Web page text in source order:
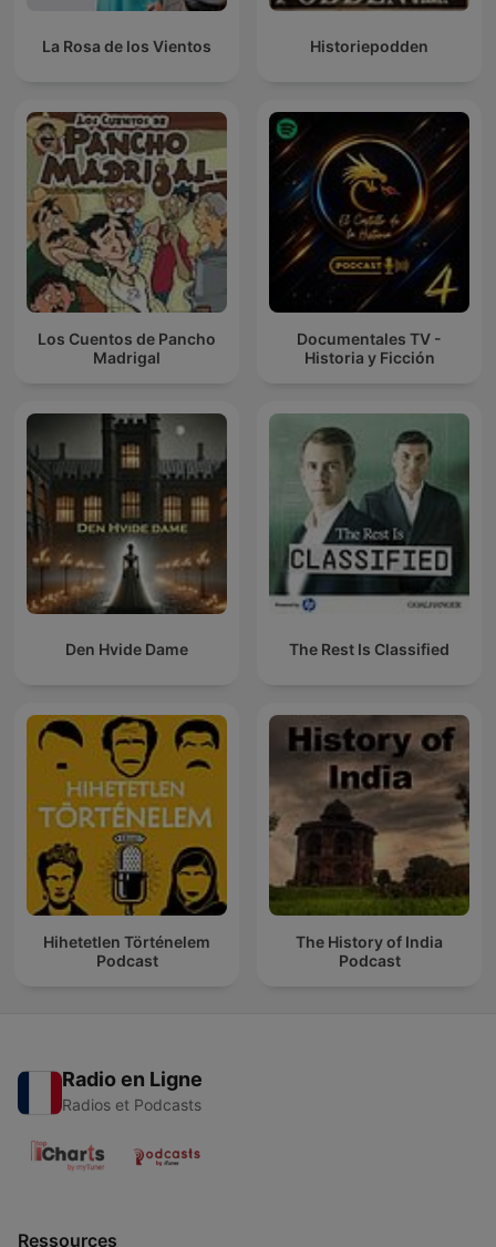
La Rosa de los Vientos Historiepodden
Los Cuentos de Pancho
Madrigal
Documentales TV -
Historia y Ficción
Den Hvide Dame The Rest Is Classified
Hihetetlen Történelem
Podcast
The History of India
Podcast
Radio en Ligne
Radios et Podcasts
Ressources